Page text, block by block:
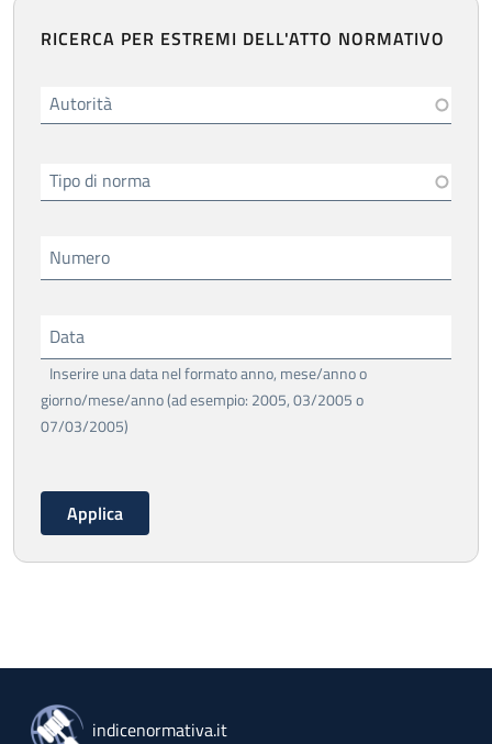
RICERCA PER ESTREMI DELL'ATTO NORMATIVO
Autorità
Tipo di norma
Numero
Data
Inserire una data nel formato anno, mese/anno o
giorno/mese/anno (ad esempio: 2005, 03/2005 o
07/03/2005)
indicenormativa.it